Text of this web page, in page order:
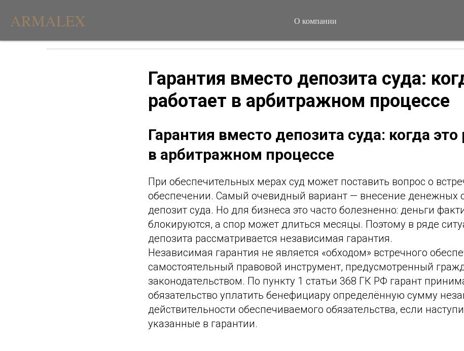
ARMALEX О компании
Гарантия вместо депозита суда:
работает в арбитражном процессе
Гарантия вместо депозита суда: когда это
в арбитражном процессе
При обеспечительных мерах суд может поставить вопрос о
обеспечении. Самый очевидный вариант — внесение денежных
депозит суда. Но для бизнеса это часто болезненно: деньги
блокируются, а спор может длиться месяцы. Поэтому в ряде
депозита рассматривается независимая гарантия.
Независимая гарантия не является «обходом» встречного
самостоятельный правовой инструмент, предусмотренный
законодательством. По пункту 1 статьи 368 ГК РФ гарант
обязательство уплатить бенефициару определённую сумму
действительности обеспечиваемого обязательства, если
указанные в гарантии.